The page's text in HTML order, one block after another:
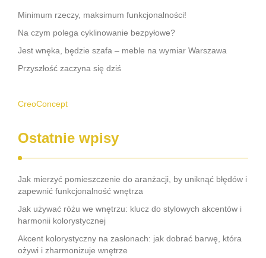
Minimum rzeczy, maksimum funkcjonalności!
Na czym polega cyklinowanie bezpyłowe?
Jest wnęka, będzie szafa – meble na wymiar Warszawa
Przyszłość zaczyna się dziś
CreoConcept
Ostatnie wpisy
Jak mierzyć pomieszczenie do aranżacji, by uniknąć błędów i
zapewnić funkcjonalność wnętrza
Jak używać różu we wnętrzu: klucz do stylowych akcentów i
harmonii kolorystycznej
Akcent kolorystyczny na zasłonach: jak dobrać barwę, która
ożywi i zharmonizuje wnętrze